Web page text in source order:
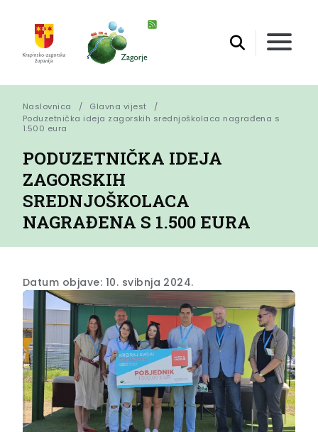
Naslovnica
Glavna vijest
Poduzetnička ideja zagorskih srednjoškolaca nagrađena s
1.500 eura
PODUZETNIČKA IDEJA
ZAGORSKIH
SREDNJOŠKOLACA
NAGRAĐENA S 1.500 EURA
Datum objave: 10. svibnja 2024.